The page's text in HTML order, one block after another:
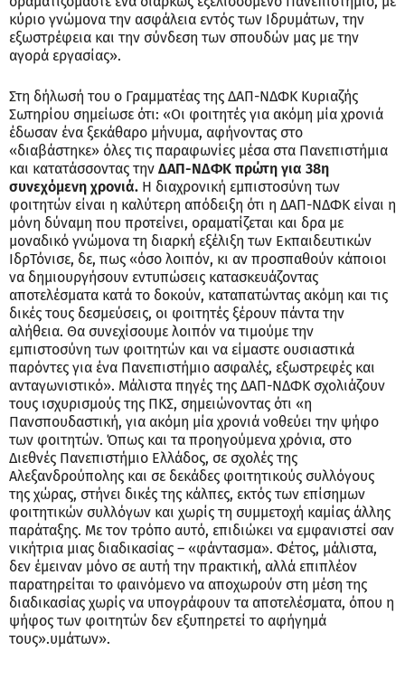
κύριο γνώμονα την ασφάλεια εντός των Ιδρυμάτων, την
εξωστρέφεια και την σύνδεση των σπουδών μας με την
αγορά εργασίας».
Στη δήλωσή του ο Γραμματέας της ΔΑΠ-ΝΔΦΚ Κυριαζής
Σωτηρίου σημείωσε ότι: «Οι φοιτητές για ακόμη μία χρονιά
έδωσαν ένα ξεκάθαρο μήνυμα, αφήνοντας στο
«διαβάστηκε» όλες τις παραφωνίες μέσα στα Πανεπιστήμια
και κατατάσσοντας την ΔΑΠ-ΝΔΦΚ πρώτη για 38η
συνεχόμενη χρονιά. Η διαχρονική εμπιστοσύνη των
φοιτητών είναι η καλύτερη απόδειξη ότι η ΔΑΠ-ΝΔΦΚ είναι η
μόνη δύναμη που προτείνει, οραματίζεται και δρα με
μοναδικό γνώμονα τη διαρκή εξέλιξη των Εκπαιδευτικών
ΙδρΤόνισε, δε, πως «όσο λοιπόν, κι αν προσπαθούν κάποιοι
να δημιουργήσουν εντυπώσεις κατασκευάζοντας
αποτελέσματα κατά το δοκούν, καταπατώντας ακόμη και τις
δικές τους δεσμεύσεις, οι φοιτητές ξέρουν πάντα την
αλήθεια. Θα συνεχίσουμε λοιπόν να τιμούμε την
εμπιστοσύνη των φοιτητών και να είμαστε ουσιαστικά
παρόντες για ένα Πανεπιστήμιο ασφαλές, εξωστρεφές και
ανταγωνιστικό». Μάλιστα πηγές της ΔΑΠ-ΝΔΦΚ σχολιάζουν
τους ισχυρισμούς της ΠΚΣ, σημειώνοντας ότι «η
Πανσπουδαστική, για ακόμη μία χρονιά νοθεύει την ψήφο
των φοιτητών. Όπως και τα προηγούμενα χρόνια, στο
Διεθνές Πανεπιστήμιο Ελλάδος, σε σχολές της
Αλεξανδρούπολης και σε δεκάδες φοιτητικούς συλλόγους
της χώρας, στήνει δικές της κάλπες, εκτός των επίσημων
φοιτητικών συλλόγων και χωρίς τη συμμετοχή καμίας άλλης
παράταξης. Με τον τρόπο αυτό, επιδιώκει να εμφανιστεί σαν
νικήτρια μιας διαδικασίας – «φάντασμα». Φέτος, μάλιστα,
δεν έμειναν μόνο σε αυτή την πρακτική, αλλά επιπλέον
παρατηρείται το φαινόμενο να αποχωρούν στη μέση της
διαδικασίας χωρίς να υπογράφουν τα αποτελέσματα, όπου η
ψήφος των φοιτητών δεν εξυπηρετεί το αφήγημά
τους».υμάτων».